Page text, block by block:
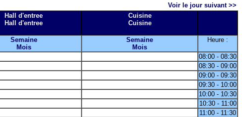
Voir le jour suivant >>
Hall d'entree
Hall d'entree
Cuisine
Cuisine
Semaine
Mois
Semaine
Mois
Heure :
08:00 - 08:30
08:30 - 09:00
09:00 - 09:30
09:30 - 10:00
10:00 - 10:30
10:30 - 11:00
11:00 - 11:30